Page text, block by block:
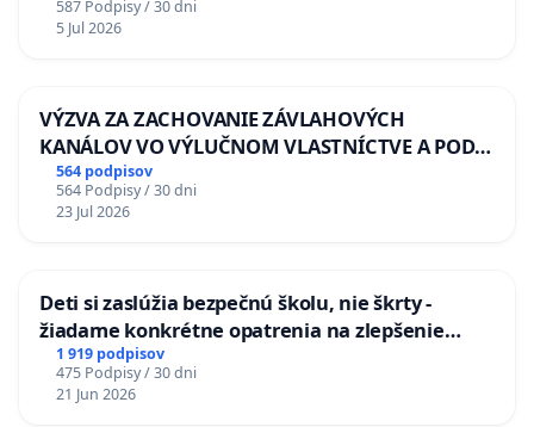
587 Podpisy / 30 dni
5 Jul 2026
VÝZVA ZA ZACHOVANIE ZÁVLAHOVÝCH
KANÁLOV VO VÝLUČNOM VLASTNÍCTVE A POD
KONTROLOU SLOVENSKEJ REPUBLIKY & žiadosť
na riešenie zanedbaného stavu závlahových a
odvodňovacích kanálov na Slovensku
564 podpisov
564 Podpisy / 30 dni
23 Jul 2026
Deti si zaslúžia bezpečnú školu, nie škrty -
žiadame konkrétne opatrenia na zlepšenie
situácie v školstve
1 919 podpisov
475 Podpisy / 30 dni
21 Jun 2026